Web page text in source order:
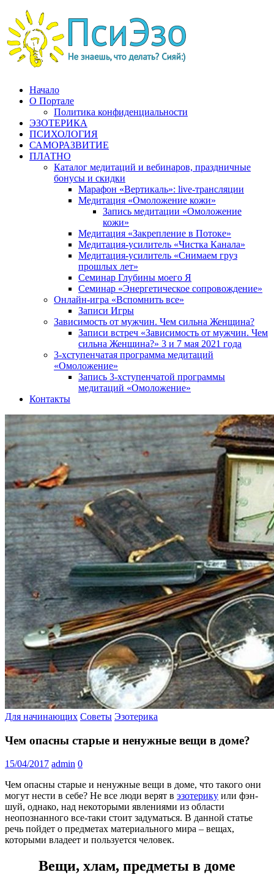
Перейти
содержимому
Начало
О Портале
Политика конфиденциальности
ЭЗОТЕРИКА
ПСИХОЛОГИЯ
САМОРАЗВИТИЕ
ПЛАТНО
Каталог медитаций и вебинаров, праздничные
бонусы и скидки
Марафон «Вертикаль»: live-трансляции
Медитация «Омоложение кожи»
Запись медитации «Омоложение
кожи»
Медитация «Закрепление в Потоке»
Медитация-усилитель «Чистка Канала»
Медитация-усилитель «Снимаем груз
прошлых лет»
Семинар Глубины моего Я
Семинар «Энергетическое сопровождение»
Онлайн-игра «Вспомнить все»
Записи Игры
Зависимость от мужчин. Чем сильна Женщина?
Записи встреч «Зависимость от мужчин. Чем
сильна Женщина?» 3 и 7 мая 2021 года
3-хступенчатая программа медитаций
«Омоложение»
Запись 3-хступенчатой программы
медитаций «Омоложение»
Контакты
Для начинающих Советы Эзотерика
Чем опасны старые и ненужные вещи в доме?
15/04/2017 admin 0
Чем опасны старые и ненужные вещи в доме, что такого они
могут нести в себе? Не все люди верят в эзотерику или фэн-
шуй, однако, над некоторыми явлениями из области
неопознанного все-таки стоит задуматься. В данной статье
речь пойдет о предметах материального мира – вещах,
которыми владеет и пользуется человек.
Вещи, хлам, предметы в доме